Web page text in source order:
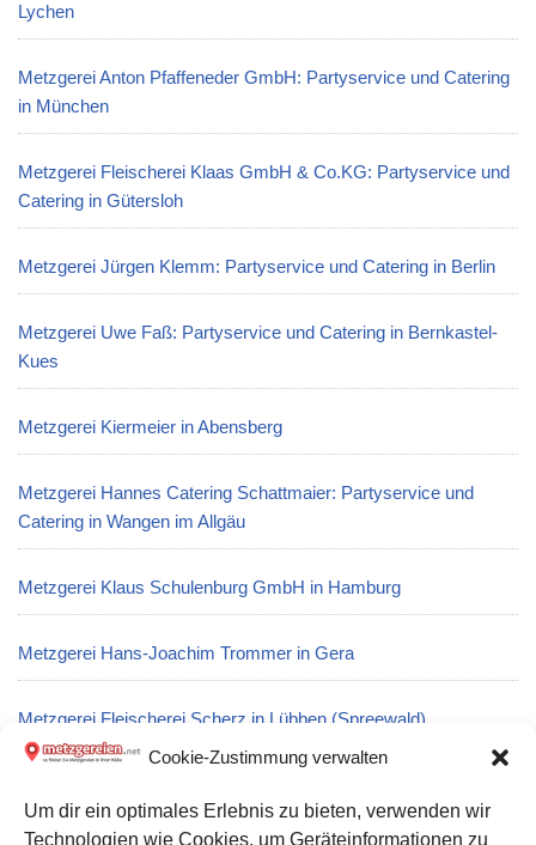
Cookie-Zustimmung verwalten
Um dir ein optimales Erlebnis zu bieten, verwenden wir
Technologien wie Cookies, um Geräteinformationen zu
Lychen
Metzgerei Anton Pfaffeneder GmbH: Partyservice und Catering
in München
Metzgerei Fleischerei Klaas GmbH & Co.KG: Partyservice und
Catering in Gütersloh
Metzgerei Jürgen Klemm: Partyservice und Catering in Berlin
Metzgerei Uwe Faß: Partyservice und Catering in Bernkastel-
Kues
Metzgerei Kiermeier in Abensberg
Metzgerei Hannes Catering Schattmaier: Partyservice und
Catering in Wangen im Allgäu
Metzgerei Klaus Schulenburg GmbH in Hamburg
Metzgerei Hans-Joachim Trommer in Gera
Metzgerei Fleischerei Scherz in Lübben (Spreewald)
Eislingen/Fils